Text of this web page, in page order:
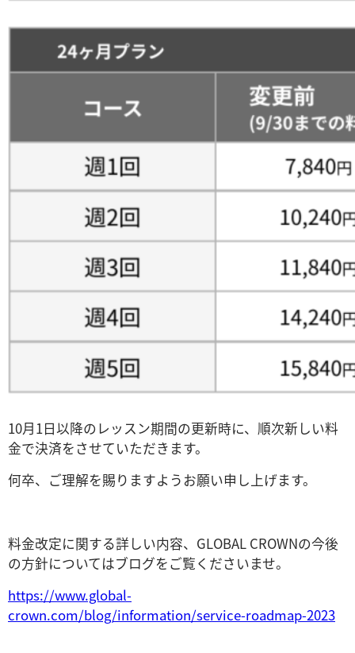
10月1日以降のレッスン期間の更新時に、順次新しい料
金で決済をさせていただきます。
何卒、ご理解を賜りますようお願い申し上げます。
料金改定に関する詳しい内容、GLOBAL CROWNの今後
の方針についてはブログをご覧くださいませ。
https://www.global-
crown.com/blog/information/service-roadmap-2023